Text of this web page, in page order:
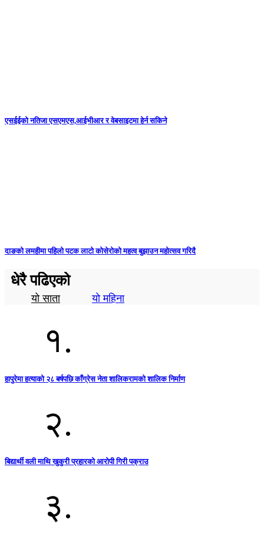
एसईईको नतिजा एसएमएस,आईभीआर र वेबसाइटमा हेर्न सकिने
दाङको लमहीमा पहिलो पटक लाटो कोसेरोको महत्व बुझाउन महोत्सव गरिदै
धेरै पढिएको
यो साता यो महिना
१.
हापुरेमा हत्याको २८ बर्षपछि काँग्रेस नेता शालिकरामको शालिक निर्माण
२.
बिद्यार्थी वली माथि खुकुरी प्रहारको आरोपी गिरी पक्राउ
३.